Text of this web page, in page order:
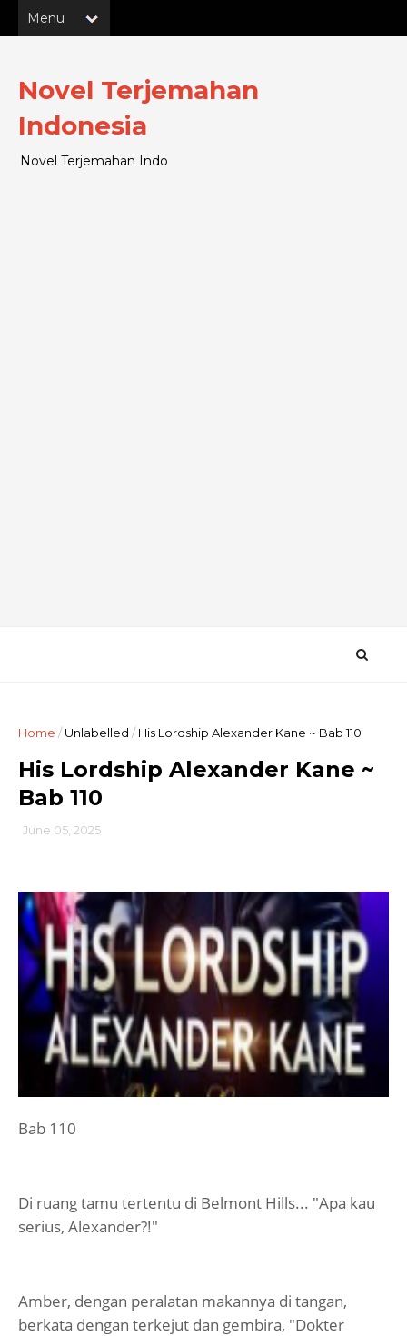
Novel Terjemahan
Indonesia
Novel Terjemahan Indo
Home /Unlabelled / His Lordship Alexander Kane ~ Bab 110
His Lordship Alexander Kane ~
Bab 110
June 05, 2025
Bab 110
Di ruang tamu tertentu di Belmont Hills... "Apa kau
serius, Alexander?!"
Amber, dengan peralatan makannya di tangan,
berkata dengan terkejut dan gembira, "Dokter